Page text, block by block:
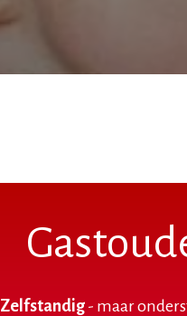
Zelfstandig - maar